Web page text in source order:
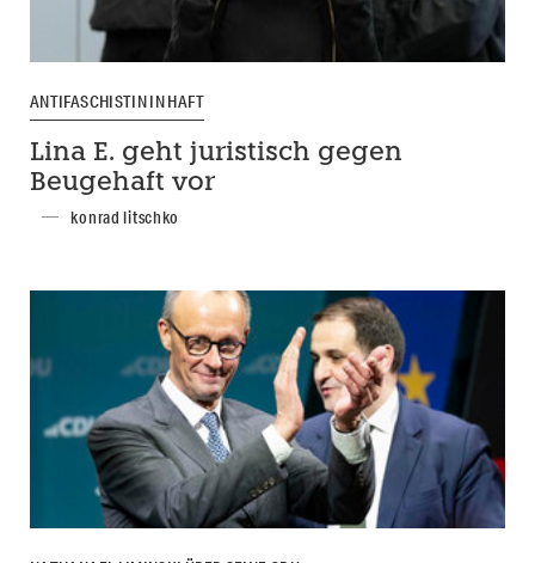
ANTIFASCHISTIN IN HAFT
Lina E. geht juristisch gegen
Beugehaft vor
konrad litschko